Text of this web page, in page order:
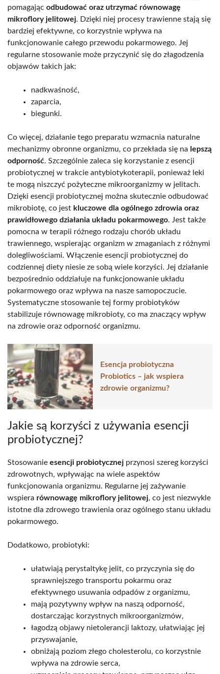
pomagając odbudować oraz utrzymać równowagę
mikroflory jelitowej. Dzięki niej procesy trawienne stają się
bardziej efektywne, co korzystnie wpływa na
funkcjonowanie całego przewodu pokarmowego. Jej
regularne stosowanie może przyczynić się do złagodzenia
objawów takich jak:
nadkwaśność,
zaparcia,
biegunki.
Co więcej, działanie tego preparatu wzmacnia naturalne
mechanizmy obronne organizmu, co przekłada się na lepszą
odporność. Szczególnie zaleca się korzystanie z esencji
probiotycznej w trakcie antybiotykoterapii, ponieważ leki
te mogą niszczyć pożyteczne mikroorganizmy w jelitach.
Dzięki esencji probiotycznej można skutecznie odbudować
mikrobiotę, co jest kluczowe dla ogólnego zdrowia oraz
prawidłowego działania układu pokarmowego. Jest także
pomocna w terapii różnego rodzaju chorób układu
trawiennego, wspierając organizm w zmaganiach z różnymi
dolegliwościami. Włączenie esencji probiotycznej do
codziennej diety niesie ze sobą wiele korzyści. Jej działanie
bezpośrednio oddziałuje na funkcjonowanie układu
pokarmowego oraz wpływa na nasze samopoczucie.
Systematyczne stosowanie tej formy probiotyków
stabilizuje równowagę mikrobioty, co ma znaczący wpływ
na zdrowie oraz odporność organizmu.
Esencja probiotyczna
Probiotics – jak wspiera
zdrowie organizmu?
Jakie są korzyści z używania esencji
probiotycznej?
Stosowanie esencji probiotycznej przynosi szereg korzyści
zdrowotnych, wpływając na wiele aspektów
funkcjonowania organizmu. Regularne jej zażywanie
wspiera równowagę mikroflory jelitowej, co jest niezwykle
istotne dla zdrowego trawienia oraz ogólnego stanu układu
pokarmowego.
Dodatkowo, probiotyki:
ułatwiają perystaltykę jelit, co przyczynia się do
sprawniejszego transportu pokarmu oraz
efektywnego usuwania odpadów z organizmu,
mają pozytywny wpływ na naszą odporność,
dostarczając korzystnych mikroorganizmów,
łagodzą objawy nietolerancji laktozy, ułatwiając jej
przyswajanie,
obniżają poziom złego cholesterolu, co korzystnie
wpływa na zdrowie serca,